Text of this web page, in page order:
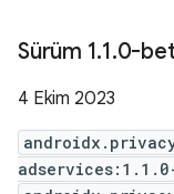
Sürüm 1.1.0-
4 Ekim 2023